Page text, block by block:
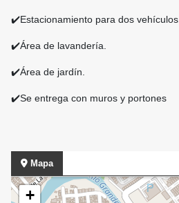
✔️Estacionamiento para dos vehículos.
✔️Área de lavandería.
✔️Área de jardín.
✔️Se entrega con muros y portones
Mapa
+